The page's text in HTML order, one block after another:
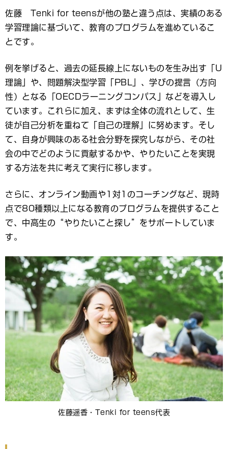
佐藤 Tenki for teensが他の塾と違う点は、実績のある
学習理論に基づいて、教育のプログラムを進めているこ
とです。
例を挙げると、過去の延長線上にないものを生み出す「U
理論」や、問題解決型学習「PBL」、学びの提言（方向
性）となる「OECDラーニングコンパス」などを導入し
ています。これらに加え、まずは全体の流れとして、生
徒が自己分析を重ねて「自己の理解」に努めます。そし
て、自身が興味のある社会分野を探究しながら、その社
会の中でどのように貢献するかや、やりたいことを実現
する方法を共に考えて実行に移します。
さらに、オンライン動画や1対1のコーチングなど、現時
点で80種類以上になる教育のプログラムを提供すること
で、中高生の“やりたいこと探し”をサポートしていま
す。
佐藤遥香・Tenki for teens代表